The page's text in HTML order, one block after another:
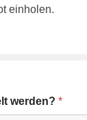
einholen.
werden? *